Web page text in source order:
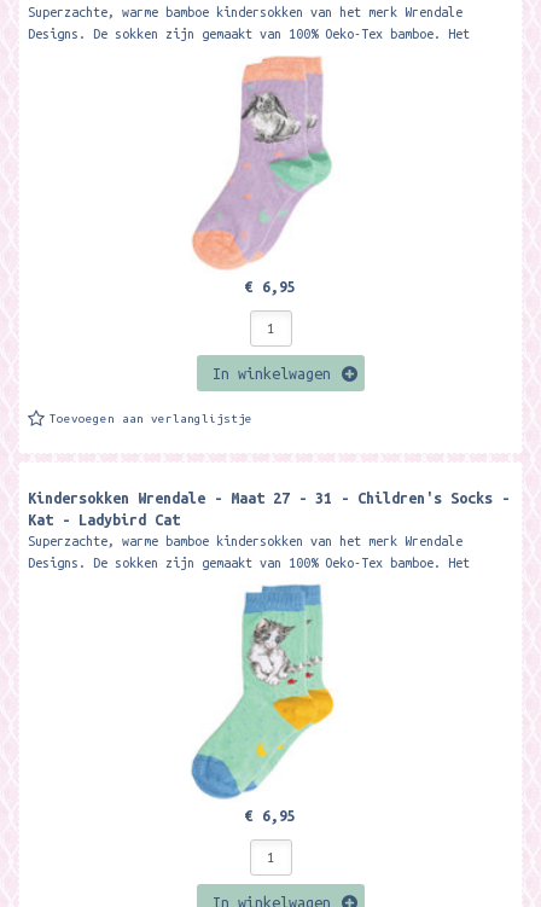
Superzachte, warme bamboe kindersokken van het merk Wrendale
Designs. De sokken zijn gemaakt van 100% Oeko-Tex bamboe. Het
€ 6,95
In winkelwagen
Toevoegen aan verlanglijstje
Kindersokken Wrendale - Maat 27 - 31 - Children's Socks -
Kat - Ladybird Cat
Superzachte, warme bamboe kindersokken van het merk Wrendale
Designs. De sokken zijn gemaakt van 100% Oeko-Tex bamboe. Het
€ 6,95
In winkelwagen